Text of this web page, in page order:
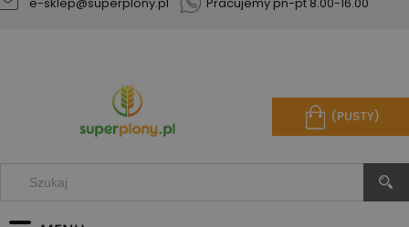
(PUSTY)